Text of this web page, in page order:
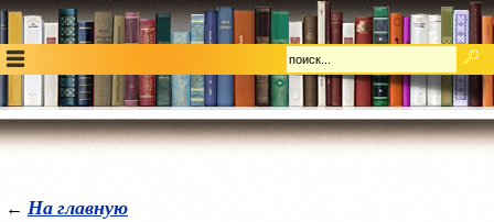
← На главную